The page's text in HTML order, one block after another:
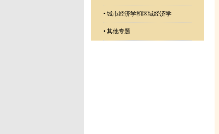
• 城市经济学和区域经济学
• 其他专题